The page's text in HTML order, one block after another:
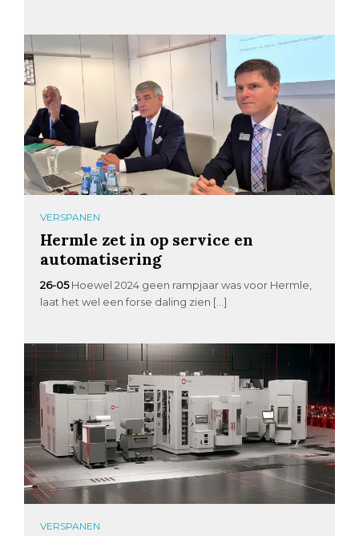
VERSPANEN
Hermle zet in op service en
automatisering
26-05 Hoewel 2024 geen rampjaar was voor Hermle,
laat het wel een forse daling zien […]
VERSPANEN